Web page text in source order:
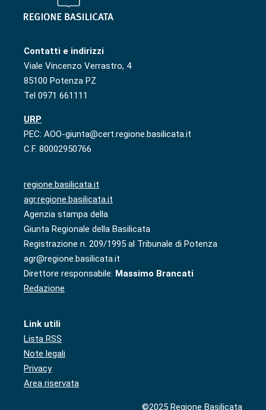
Contatti e indirizzi
Viale Vincenzo Verrastro, 4
85100 Potenza PZ
Tel 0971 661111
URP
PEC: AOO-giunta@cert.regione.basilicata.it
C.F. 80002950766
regione.basilicata.it
agr.regione.basilicata.it
Agenzia stampa della
Giunta Regionale della Basilicata
Registrazione n. 209/1995 al Tribunale di Potenza
agr@regione.basilicata.it
Direttore responsabile: Massimo Brancati
Redazione
Link utili
Lista RSS
Note legali
Privacy
Area riservata
©2025 Regione Basilicata